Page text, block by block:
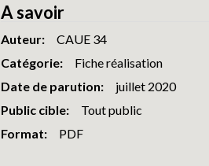
A savoir
Auteur
CAUE 34
Catégorie
Fiche réalisation
Date de parution
juillet 2020
Public cible
Tout public
Format
PDF